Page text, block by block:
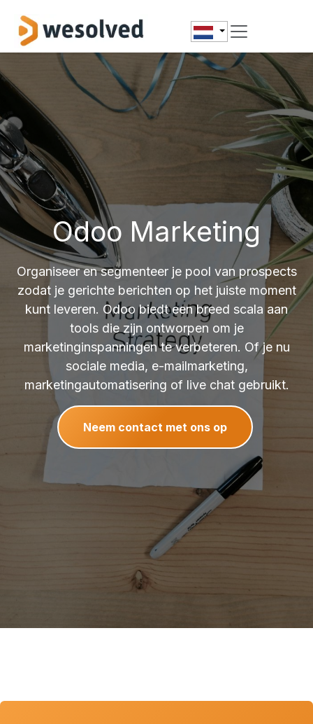
Odoo Marketing
Organiseer en segmenteer je pool van prospects
zodat je gerichte berichten op het juiste moment
kunt leveren. Odoo biedt een breed scala aan
tools die zijn ontworpen om je
marketinginspanningen te verbeteren. Of je nu
sociale media, e-mailmarketing,
marketingautomatisering of live chat gebruikt.
Neem contact met ons op